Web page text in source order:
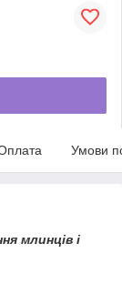
Умови
млинців і